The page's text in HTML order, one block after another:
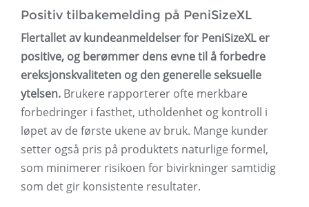
Positiv tilbakemelding på PeniSizeXL
Flertallet av kundeanmeldelser for PeniSizeXL er
positive, og berømmer dens evne til å forbedre
ereksjonskvaliteten og den generelle seksuelle
ytelsen. Brukere rapporterer ofte merkbare
forbedringer i fasthet, utholdenhet og kontroll i
løpet av de første ukene av bruk. Mange kunder
setter også pris på produktets naturlige formel,
som minimerer risikoen for bivirkninger samtidig
som det gir konsistente resultater.